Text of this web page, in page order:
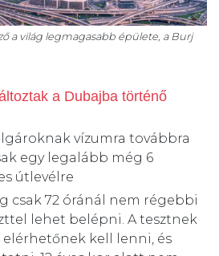
a világ legmagasabb épülete, a Burj
a Dubajba történő
vízumra továbbra
egy legalább még 6
útlevélre
csak 72 óránál nem régebbi
lehet belépni. A tesztnek
kell lenni, és